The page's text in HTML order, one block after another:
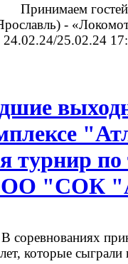
Принимаем
-
24.02.24/25.02.24
турнир
"СОК
В соревнованиях
которые